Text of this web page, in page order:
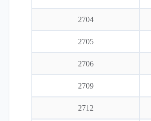
2704
2705
2706
2709
2712